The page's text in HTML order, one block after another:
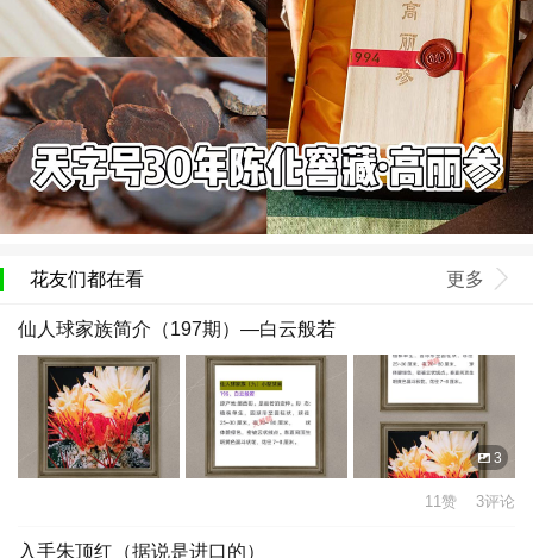
花友们都在看 更多
仙人球家族简介（197期）—白云般若
3
11赞 3评论
入手朱顶红（据说是进口的）